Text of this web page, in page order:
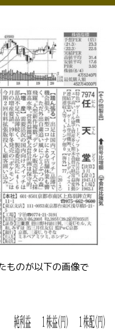
ものが以下の画像で